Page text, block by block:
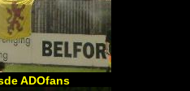
ADOfans